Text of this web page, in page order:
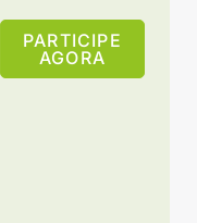
PARTICIPE
AGORA